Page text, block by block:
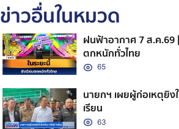
ข่าวอื่นในหมวด
ฝนฟ้าอากาศ 7 ส.ค.69
ตกหนักทั่วไทย
65
นายกฯ เผยผู้ก่อเหตุยิง
เรียน
63